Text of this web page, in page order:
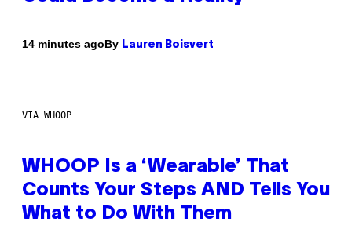
14 minutes agoBy Lauren Boisvert
VIA WHOOP
WHOOP Is a ‘Wearable’ That
Counts Your Steps AND Tells You
What to Do With Them